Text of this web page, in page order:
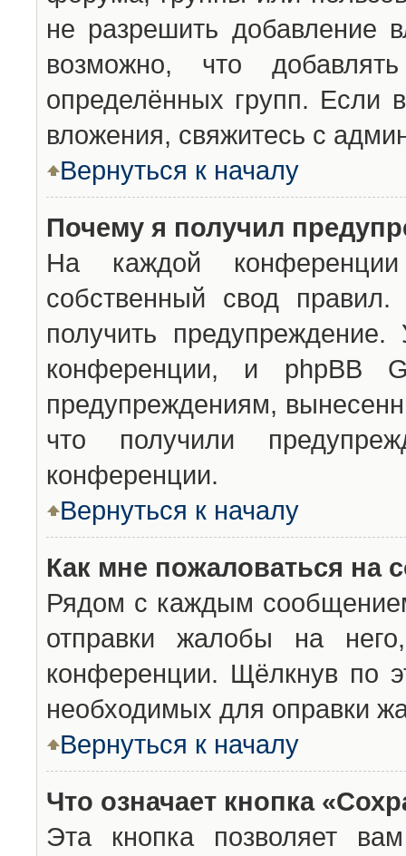
не разрешить добавление
возможно, что
определённых групп. Если
вложения, свяжитесь с
Вернуться к началу
Почему я получил
На каждой конференции
собственный свод
получить
конференции, и phpBB
предупреждениям,
что получили
конференции.
Вернуться к началу
Как мне пожаловаться на
Рядом с каждым
отправки жалобы на
конференции. Щёлкнув по
необходимых для оправки
Вернуться к началу
Что означает кнопка
Эта кнопка позволяет